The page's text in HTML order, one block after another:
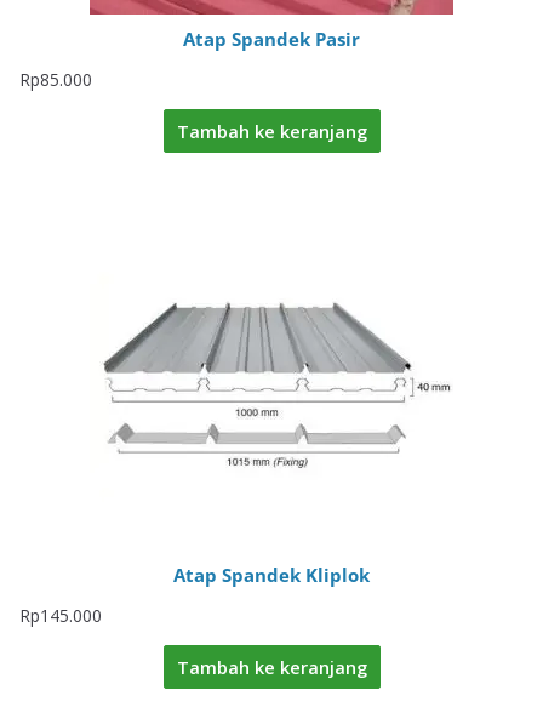
Atap Spandek Pasir
Rp85.000
Tambah ke keranjang
Atap Spandek Kliplok
Rp145.000
Tambah ke keranjang